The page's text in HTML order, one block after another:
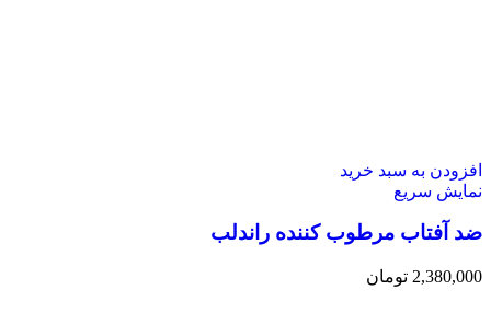
افزودن به سبد خرید
نمایش سریع
ضد آفتاب مرطوب کننده راندلب
2,380,000 تومان